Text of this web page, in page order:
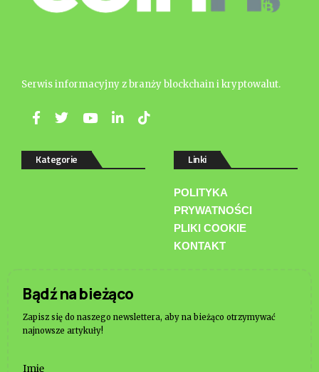
Serwis informacyjny z branży blockchain i kryptowalut.
Kategorie Linki
POLITYKA
PRYWATNOŚCI
PLIKI COOKIE
KONTAKT
Bądź na bieżąco
Zapisz się do naszego newslettera, aby na bieżąco otrzymywać
najnowsze artykuły!
Imię